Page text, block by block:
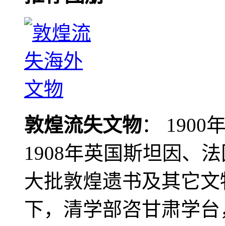
敦煌流失文物： 1900
1908年英国斯坦因、
大批敦煌遗书及其它
下，清学部咨甘肃学